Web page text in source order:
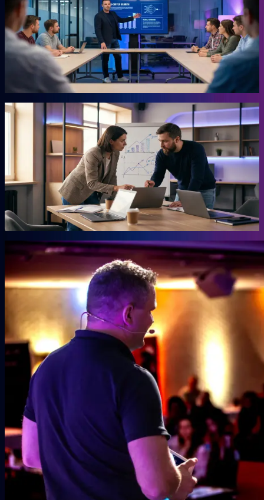
Marketing für den Mittelstand, ohne Agentur.
Für Unternehmer, die keine Zeit für Marketing haben und trotzdem
Ergebnisse wollen. Das Studio übernimmt die Arbeit, für die du
sonst eine externe Agentur beauftragen müsstest. Ohne
Agenturpreise, ohne endlose Abstimmungsschleifen.
Mehr erfahren →
Autor
AHEAD Buchserie
Das Playbook für deinen Vorsprung.
Marketing, KI, Lead-Generierung, Empfehlungen. Jedes Buch
beantwortet eine Frage: Wie baust du einen Teil deiner Growth
Engine? Co-geschrieben mit der Erfahrung aus 20 Jahren eigenem
Mehr erfahren →